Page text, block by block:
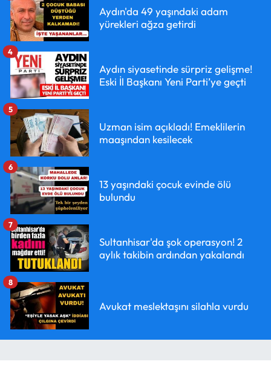
Aydın'da 49 yaşındaki adam
yürekleri ağza getirdi
Aydın siyasetinde sürpriz gelişme!
Eski İl Başkanı Yeni Parti’ye geçti
4
Uzman isim açıkladı! Emeklilerin
maaşından kesilecek
5
13 yaşındaki çocuk evinde ölü
bulundu
6
Sultanhisar'da şok operasyon! 2
aylık takibin ardından yakalandı
7
Avukat meslektaşını silahla vurdu
8